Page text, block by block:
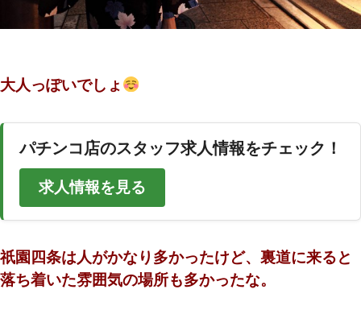
大人っぽいでしょ
パチンコ店のスタッフ求人情報をチェック！
求人情報を見る
祇園四条は人がかなり多かったけど、裏道に来ると
落ち着いた雰囲気の場所も多かったな。